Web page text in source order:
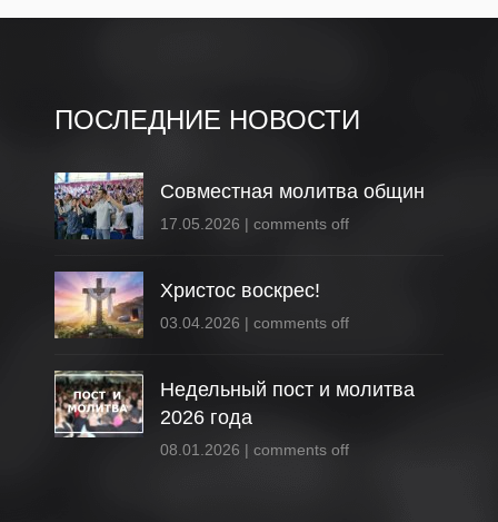
ПОСЛЕДНИЕ НОВОСТИ
Совместная молитва общин
17.05.2026 | comments off
Христос воскрес!
03.04.2026 | comments off
Недельный пост и молитва
2026 года
08.01.2026 | comments off